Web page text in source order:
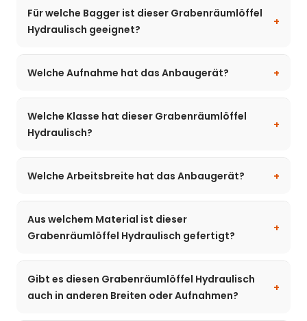
Für welche Bagger ist dieser Grabenräumlöffel
Hydraulisch geeignet?
Welche Aufnahme hat das Anbaugerät?
Welche Klasse hat dieser Grabenräumlöffel
Hydraulisch?
Welche Arbeitsbreite hat das Anbaugerät?
Aus welchem Material ist dieser
Grabenräumlöffel Hydraulisch gefertigt?
Gibt es diesen Grabenräumlöffel Hydraulisch
auch in anderen Breiten oder Aufnahmen?